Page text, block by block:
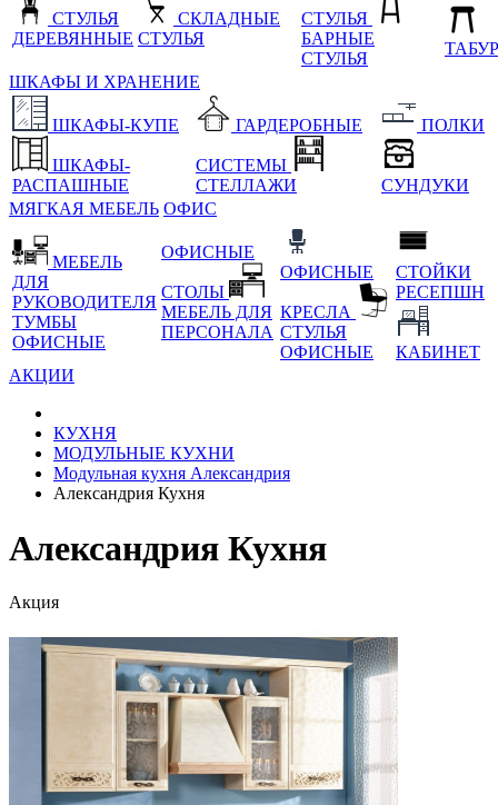
СТУЛЬЯ
ДЕРЕВЯННЫЕ
СКЛАДНЫЕ
СТУЛЬЯ
СТУЛЬЯ
БАРНЫЕ
СТУЛЬЯ
ШКАФЫ И ХРАНЕНИЕ
ШКАФЫ-КУПЕ
ШКАФЫ-
РАСПАШНЫЕ
ГАРДЕРОБНЫЕ
СИСТЕМЫ
СТЕЛЛАЖИ
ПОЛКИ
СУНДУКИ
МЯГКАЯ МЕБЕЛЬ ОФИС
МЕБЕЛЬ
ДЛЯ
РУКОВОДИТЕЛЯ
ТУМБЫ
ОФИСНЫЕ
ОФИСНЫЕ
СТОЛЫ
МЕБЕЛЬ ДЛЯ
ПЕРСОНАЛА
ОФИСНЫЕ
КРЕСЛА
СТУЛЬЯ
ОФИСНЫЕ
СТОЙКИ
РЕСЕПШН
КАБИНЕТ
АКЦИИ
КУХНЯ
МОДУЛЬНЫЕ КУХНИ
Модульная кухня Александрия
Александрия Кухня
Александрия Кухня
Акция